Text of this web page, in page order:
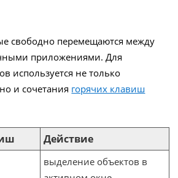
свободно перемещаются между
приложениями. Для
используется не только
и сочетания горячих клавиш
Действие
выделение объектов в